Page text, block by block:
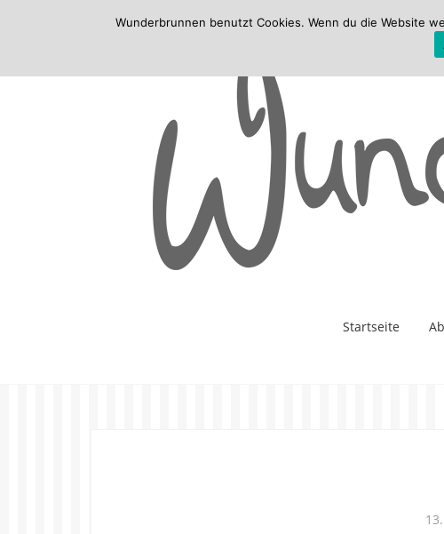
Startseite
Wunderbrunnen benutzt Cookies. Wenn du die Website